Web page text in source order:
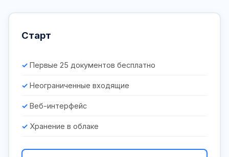
Старт
Первые 25 документов бесплатно
Неограниченные входящие
Веб-интерфейс
Хранение в облаке